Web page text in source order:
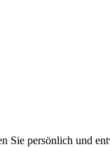
Sie persönlich und